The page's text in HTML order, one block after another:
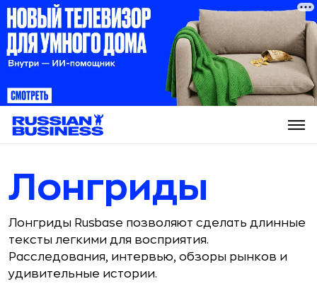
Лонгриды
Лонгриды Rusbase позволяют сделать длинные
тексты легкими для восприятия.
Расследования, интервью, обзоры рынков и
удивительные истории.